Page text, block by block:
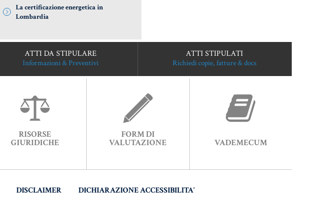
La certificazione energetica in
Lombardia
ATTI DA STIPULARE
Informazioni & Preventivi
ATTI STIPULATI
Richiedi copie, fatture & docs
RISORSE
GIURIDICHE
FORM DI
VALUTAZIONE VADEMECUM
DISCLAIMER DICHIARAZIONE ACCESSIBILITA'